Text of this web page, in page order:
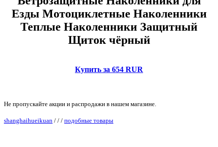
Езды Мотоциклетные Наколенники
Теплые Наколенники Защитный
Щиток чёрный
Купить за 654 RUR
Не пропускайте акции и распродажи в нашем магазине.
shanghaihueikuan / / / подобные товары